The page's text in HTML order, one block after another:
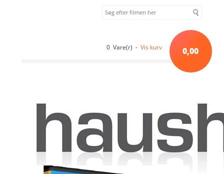
0 Vare(r) - Vis kurv 0,00
Tintin - Månen tur-retur del 1 [DVD]